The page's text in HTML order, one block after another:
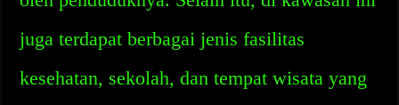
juga terdapat berbagai jenis fasilitas
kesehatan, sekolah, dan tempat wisata yang